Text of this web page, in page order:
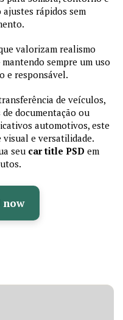
rápidos sem
valorizam realismo
sempre um uso
e responsável.
de veículos,
documentação ou
automotivos, este
e versatilidade.
seu car title PSD em
now